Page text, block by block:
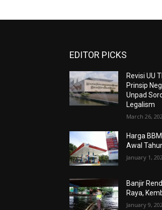
EDITOR PICKS
Revisi UU
Prinsip
Unpad
Legalism
March 26,
Harga
Awal
January 1,
Banjir
Raya,
January 9,